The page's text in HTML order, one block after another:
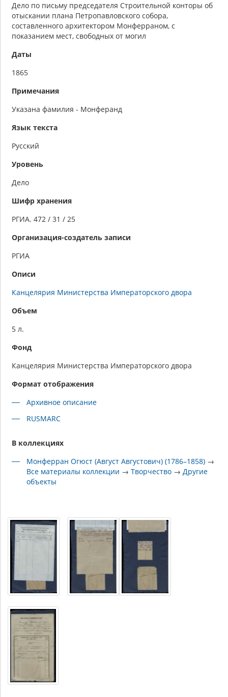
Дело по письму председателя Строительной конторы об
отыскании плана Петропавловского собора,
составленного архитектором Монферраном, с
показанием мест, свободных от могил
Даты
1865
Примечания
Указана фамилия - Монферанд
Язык текста
Русский
Уровень
Дело
Шифр хранения
РГИА. 472 / 31 / 25
Организация-создатель записи
РГИА
Описи
Канцелярия Министерства Императорского двора
Объем
5 л.
Фонд
Канцелярия Министерства Императорского двора
Формат отображения
Архивное описание
RUSMARC
В коллекциях
Монферран Огюст (Август Августович) (1786–1858) →
Все материалы коллекции →Творчество →Другие
объекты